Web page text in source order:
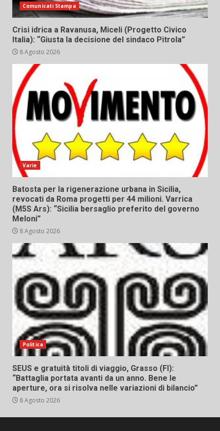
Comunicati Stampa
Crisi idrica a Ravanusa, Miceli (Progetto Civico
Italia): “Giusta la decisione del sindaco Pitrola”
8 Agosto 2026
Varie
Batosta per la rigenerazione urbana in Sicilia,
revocati da Roma progetti per 44 milioni. Varrica
(M5S Ars): “Sicilia bersaglio preferito del governo
Meloni”
8 Agosto 2026
Politica
SEUS e gratuità titoli di viaggio, Grasso (FI):
“Battaglia portata avanti da un anno. Bene le
aperture, ora si risolva nelle variazioni di bilancio”
8 Agosto 2026